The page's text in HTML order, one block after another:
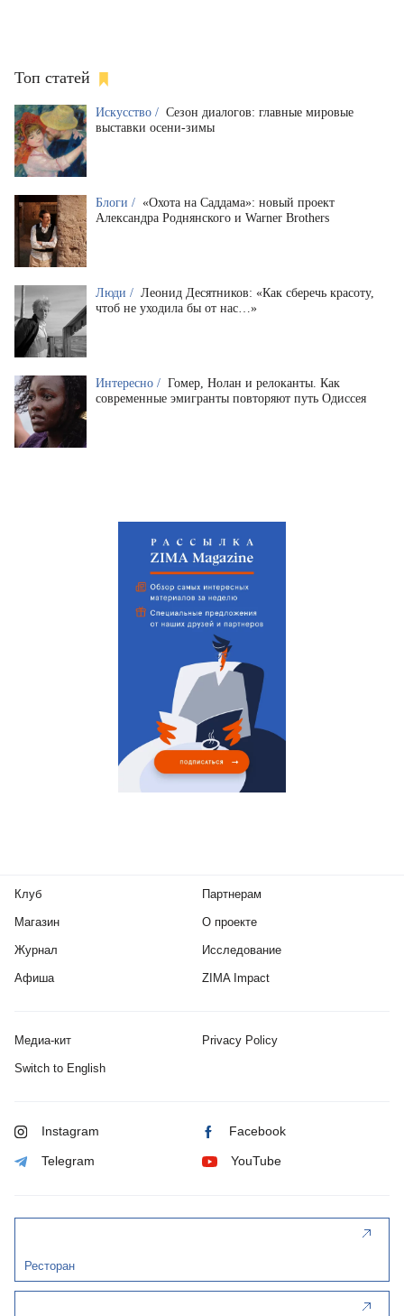
Топ статей
Искусство / Сезон диалогов: главные мировые
выставки осени-зимы
Блоги / «Охота на Саддама»: новый проект
Александра Роднянского и Warner Brothers
Люди / Леонид Десятников: «Как сберечь красоту,
чтоб не уходила бы от нас…»
Интересно / Гомер, Нолан и релоканты. Как
современные эмигранты повторяют путь Одиссея
Клуб
Магазин
Журнал
Афиша
Партнерам
О проекте
Исследование
ZIMA Impact
Медиа-кит Privacy Policy
Switch to English
Instagram Facebook
Telegram YouTube
Ресторан